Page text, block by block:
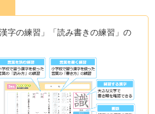
字の練習」「読み書きの練習」の